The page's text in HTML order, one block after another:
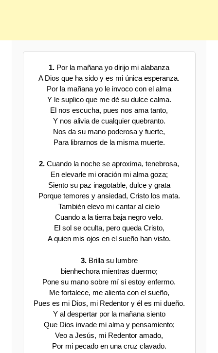
1. Por la mañana yo dirijo mi alabanza
A Dios que ha sido y es mi única esperanza.
Por la mañana yo le invoco con el alma
Y le suplico que me dé su dulce calma.
El nos escucha, pues nos ama tanto,
Y nos alivia de cualquier quebranto.
Nos da su mano poderosa y fuerte,
Para librarnos de la misma muerte.
2. Cuando la noche se aproxima, tenebrosa,
En elevarle mi oración mi alma goza;
Siento su paz inagotable, dulce y grata
Porque temores y ansiedad, Cristo los mata.
También elevo mi cantar al cielo
Cuando a la tierra baja negro velo.
El sol se oculta, pero queda Cristo,
A quien mis ojos en el sueño han visto.
3.Brilla su lumbre
bienhechora mientras duermo;
Pone su mano sobre mí si estoy enfermo.
Me fortalece, me alienta con el sueño,
Pues es mi Dios, mi Redentor y él es mi dueño.
Y al despertar por la mañana siento
Que Dios invade mi alma y pensamiento;
Veo a Jesús, mi Redentor amado,
Por mi pecado en una cruz clavado.